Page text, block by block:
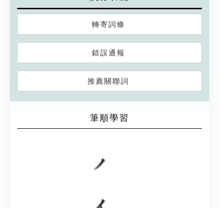
轉寄詞條
錯誤通報
推薦關聯詞
筆順學習